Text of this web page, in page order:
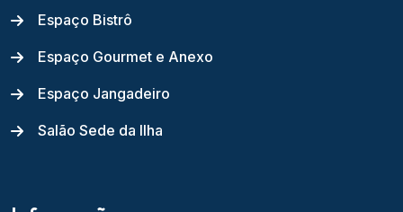
Espaço Bistrô
Espaço Gourmet e Anexo
Espaço Jangadeiro
Salão Sede da Ilha